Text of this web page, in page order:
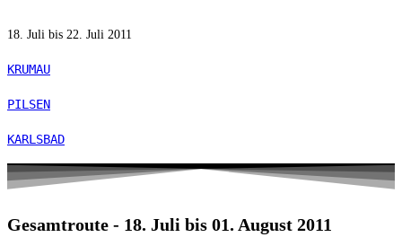
18. Juli bis 22. Juli 2011
KRUMAU
PILSEN
KARLSBAD
Gesamtroute - 18. Juli bis 01. August 2011